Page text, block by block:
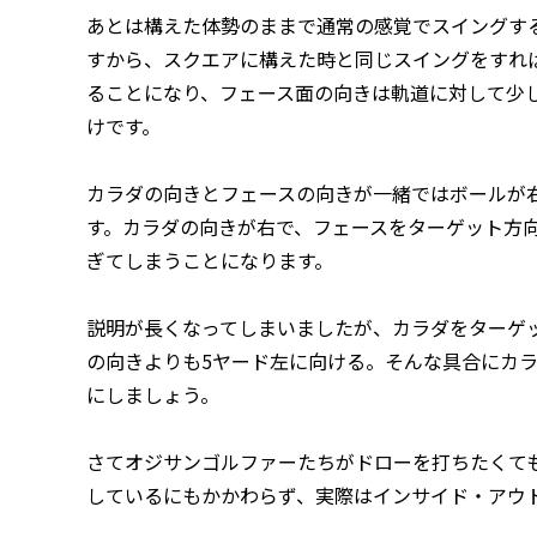
あとは構えた体勢のままで通常の感覚でスイング
すから、スクエアに構えた時と同じスイングをす
ることになり、フェース面の向きは軌道に対して
けです。
カラダの向きとフェースの向きが一緒ではボール
す。カラダの向きが右で、フェースをターゲット
ぎてしまうことになります。
説明が長くなってしまいましたが、カラダをター
の向きよりも5ヤード左に向ける。そんな具合にカ
にしましょう。
さてオジサンゴルファーたちがドローを打ちたく
しているにもかかわらず、実際はインサイド・ア